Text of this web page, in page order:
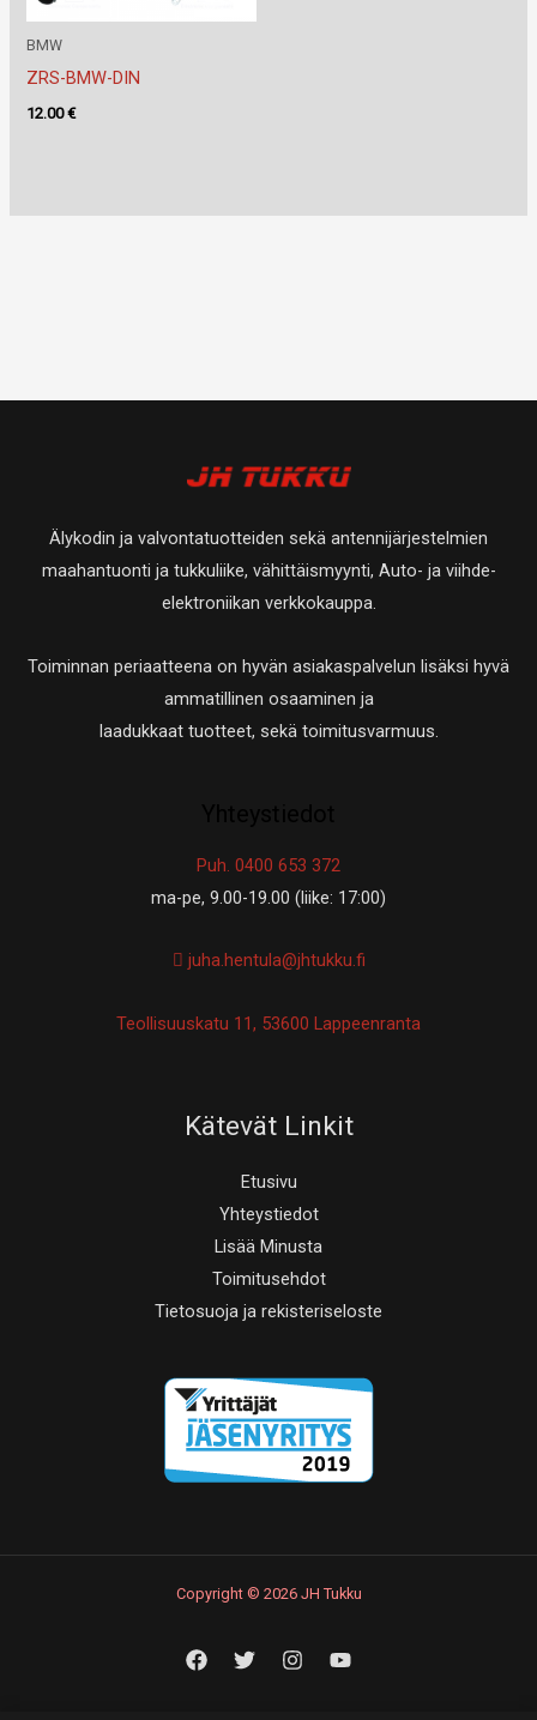
BMW
ZRS-BMW-DIN
12.00€
Älykodin ja valvontatuotteiden sekä antennijärjestelmien
maahantuonti ja tukkuliike, vähittäismyynti, Auto- ja viihde-
elektroniikan verkkokauppa.
Toiminnan periaatteena on hyvän asiakaspalvelun lisäksi hyvä
ammatillinen osaaminen ja
laadukkaat tuotteet, sekä toimitusvarmuus.
Puh. 0400 653 372
ma-pe, 9.00-19.00 (liike: 17:00)
juha.hentula@jhtukku.fi
Teollisuuskatu 11, 53600 Lappeenranta
Kätevät Linkit
Etusivu
Yhteystiedot
Lisää Minusta
Toimitusehdot
Tietosuoja ja rekisteriseloste
Copyright © 2026 JH Tukku